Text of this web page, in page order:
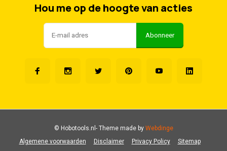
Hou me op de hoogte van acties
Abonneer
Algemene voorwaarden Disclaimer Privacy Policy Sitemap
© Hobotools.nl- Theme made byWebdinge